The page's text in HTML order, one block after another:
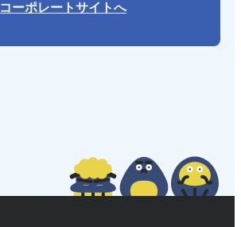
コーポレートサイトへ